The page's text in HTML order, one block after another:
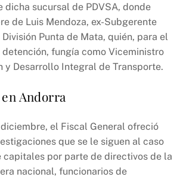
dicha sucursal de PDVSA, donde
de Luis Mendoza, ex-Subgerente
Punta de Mata, quién, para el
detención, fungía como Viceministro
y Desarrollo Integral de Transporte.
Andorra
el Fiscal General ofreció
que se le siguen al caso
capitales por parte de directivos de la
nacional, funcionarios de